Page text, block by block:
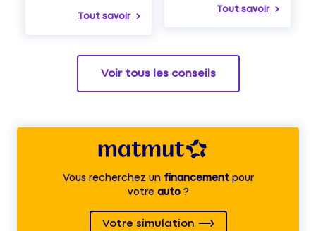
Tout savoir
Tout savoir
Voir tous les conseils
Vous recherchez unfinancementpour
votre auto?
Votre simulation